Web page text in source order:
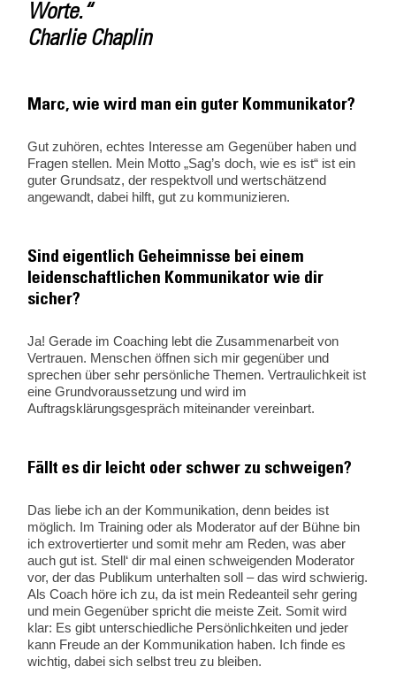
Worte.“
Charlie Chaplin
Marc, wie wird man ein guter Kommunikator?
Gut zuhören, echtes Interesse am Gegenüber haben und
Fragen stellen. Mein Motto „Sag’s doch, wie es ist“ ist ein
guter Grundsatz, der respektvoll und wertschätzend
angewandt, dabei hilft, gut zu kommunizieren.
Sind eigentlich Geheimnisse bei einem
leidenschaftlichen Kommunikator wie dir
sicher?
Ja! Gerade im Coaching lebt die Zusammenarbeit von
Vertrauen. Menschen öffnen sich mir gegenüber und
sprechen über sehr persönliche Themen. Vertraulichkeit ist
eine Grundvoraussetzung und wird im
Auftragsklärungsgespräch miteinander vereinbart.
Fällt es dir leicht oder schwer zu schweigen?
Das liebe ich an der Kommunikation, denn beides ist
möglich. Im Training oder als Moderator auf der Bühne bin
ich extrovertierter und somit mehr am Reden, was aber
auch gut ist. Stell‘ dir mal einen schweigenden Moderator
vor, der das Publikum unterhalten soll – das wird schwierig.
Als Coach höre ich zu, da ist mein Redeanteil sehr gering
und mein Gegenüber spricht die meiste Zeit. Somit wird
klar: Es gibt unterschiedliche Persönlichkeiten und jeder
kann Freude an der Kommunikation haben. Ich finde es
wichtig, dabei sich selbst treu zu bleiben.